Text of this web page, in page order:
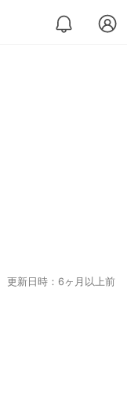
更新日時：6ヶ月以上前